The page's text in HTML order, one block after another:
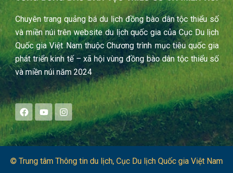
Chuyên trang quảng bá du lịch đồng bào dân tộc thiểu số
và miền núi trên website du lịch quốc gia của Cục Du lịch
Quốc gia Việt Nam thuộc Chương trình mục tiêu quốc gia
phát triển kinh tế – xã hội vùng đồng bào dân tộc thiểu số
và miền núi năm 2024
F
a
c
e
b
o
Y
o
u
t
u
e
I
n
s
t
a
r
© Trung tâm Thông tin du lịch​, Cục Du lịch Quốc gia Việt Nam